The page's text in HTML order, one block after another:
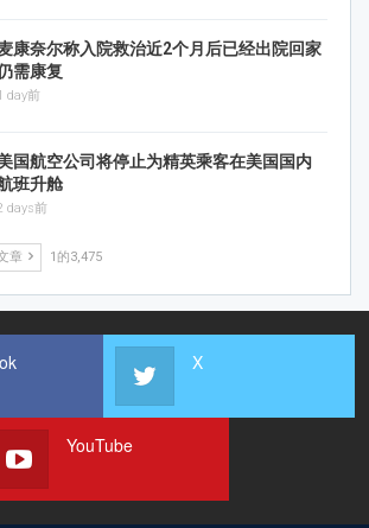
康奈尔称入院救治近2个月后已经出院回家
需康复
day前
国航空公司将停止为精英乘客在美国国内
班升舱
days前
章 1的3,475
X
YouTube